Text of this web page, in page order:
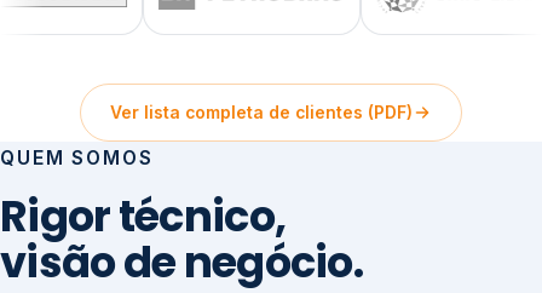
Ver lista completa de clientes (PDF)
QUEM SOMOS
Rigor técnico,
visão de negócio.